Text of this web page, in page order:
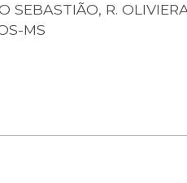
SEBASTIÃO, R.
MS